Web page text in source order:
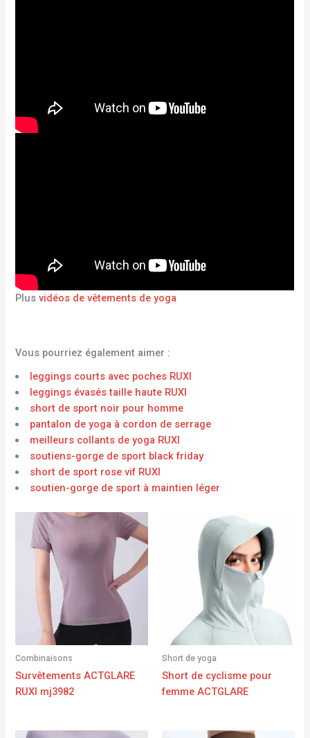
Plusvidéos de vêtements de yoga
Vous pourriez également aimer :
leggings courts avec poches RUXI
leggings évasés taille haute RUXI
short de sport noir pour homme
pantalon de yoga à cordon de serrage
meilleurs collants de yoga RUXI
soutiens-gorge de sport black friday
short de sport rose vif RUXI
soutien-gorge de sport à maintien léger
Combinaisons
Survêtements ACTGLARE
RUXI mj3982
Short de yoga
Short de cyclisme pour
femme ACTGLARE